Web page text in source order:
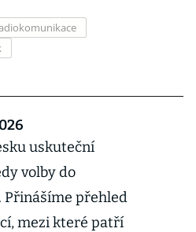
uskuteční
volby do
Přinášíme přehled
mezi které patří